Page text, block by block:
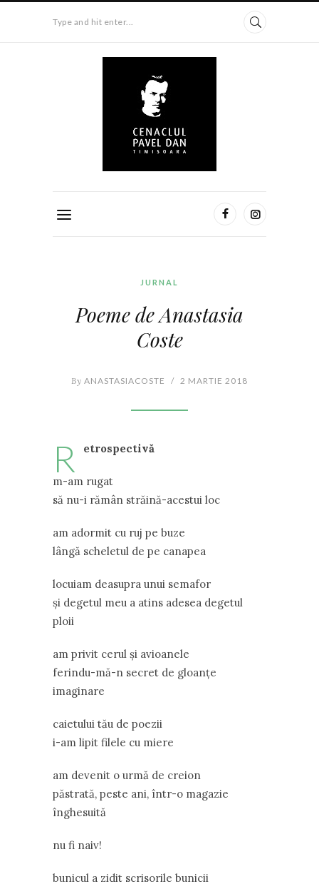
Type and hit enter...
JURNAL
Poeme de Anastasia
Coste
By ANASTASIACOSTE / 2 MARTIE 2018
R etrospectivă
m-am rugat
să nu-i rămân străină-acestui loc
am adormit cu ruj pe buze
lângă scheletul de pe canapea
locuiam deasupra unui semafor
și degetul meu a atins adesea degetul
ploii
am privit cerul și avioanele
ferindu-mă-n secret de gloanțe
imaginare
caietului tău de poezii
i-am lipit filele cu miere
am devenit o urmă de creion
păstrată, peste ani, într-o magazie
înghesuită
nu fi naiv!
bunicul a zidit scrisorile bunicii